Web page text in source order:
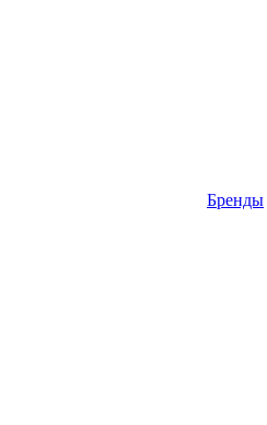
Бренды